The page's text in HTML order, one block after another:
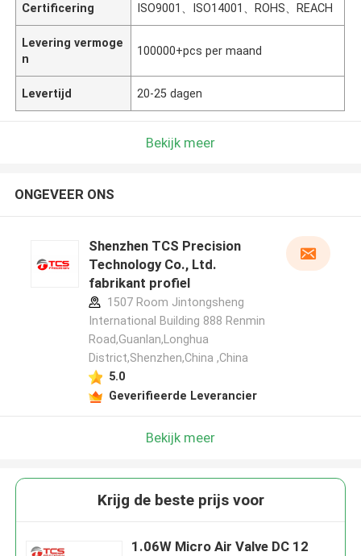
Certificering ISO9001、ISO14001、ROHS、REACH
Levering vermoge
n
100000+pcs per maand
Levertijd 20-25 dagen
Bekijk meer
ONGEVEER ONS
Shenzhen TCS Precision
Technology Co., Ltd.
fabrikant profiel
1507 Room Jintongsheng
International Building 888 Renmin
Road,Guanlan,Longhua
District,Shenzhen,China ,China
5.0
Geverifieerde Leverancier
Bekijk meer
Krijg de beste prijs voor
1.06W Micro Air Valve DC 12